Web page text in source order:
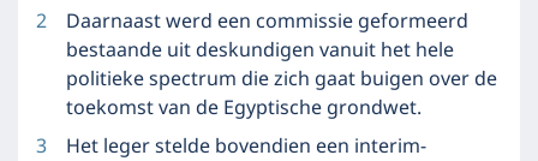
Daarnaast werd een commissie geformeerd
bestaande uit deskundigen vanuit het hele
politieke spectrum die zich gaat buigen over de
toekomst van de Egyptische grondwet.
Het leger stelde bovendien een interim-